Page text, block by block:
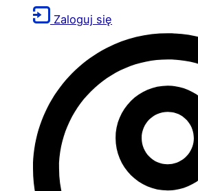
Zaloguj się